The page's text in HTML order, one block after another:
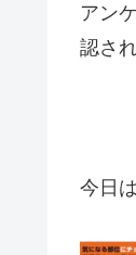
アン
認さ
今日